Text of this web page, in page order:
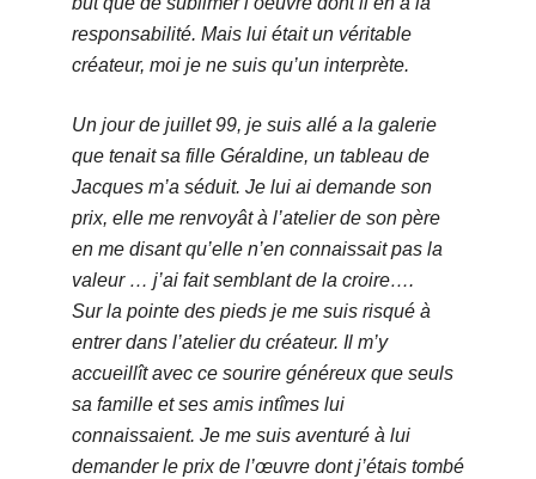
responsabilité. Mais lui était un véritable
créateur, moi je ne suis qu’un interprète.
Un jour de juillet 99, je suis allé a la galerie
que tenait sa fille Géraldine, un tableau de
Jacques m’a séduit. Je lui ai demande son
prix, elle me renvoyât à l’atelier de son père
en me disant qu’elle n’en connaissait pas la
valeur … j’ai fait semblant de la croire….
Sur la pointe des pieds je me suis risqué à
entrer dans l’atelier du créateur. Il m’y
accueillît avec ce sourire généreux que seuls
sa famille et ses amis intîmes lui
connaissaient. Je me suis aventuré à lui
demander le prix de l’œuvre dont j’étais tombé